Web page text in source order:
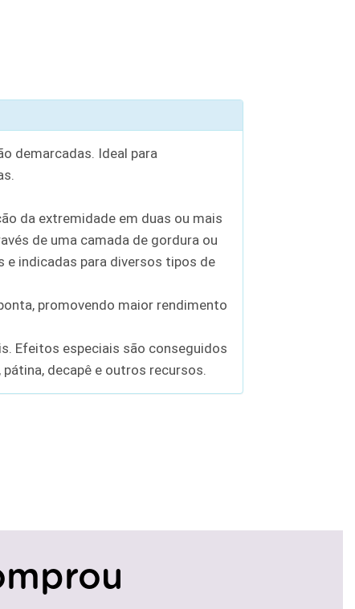
demarcadas. Ideal para
da extremidade em duas ou mais
de uma camada de gordura ou
e indicadas para diversos tipos de
promovendo maior rendimento
Efeitos especiais são conseguidos
decapê e outros recursos.